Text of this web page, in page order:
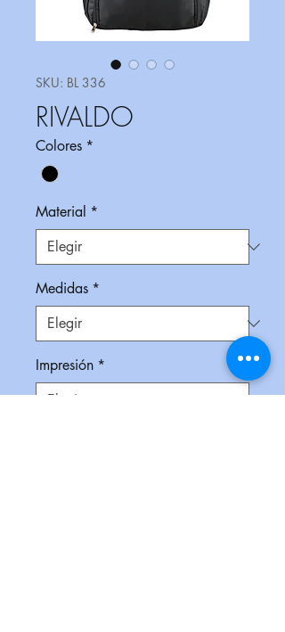
SKU: BL 336
RIVALDO
Colores *
Material *
Medidas *
Impresión *